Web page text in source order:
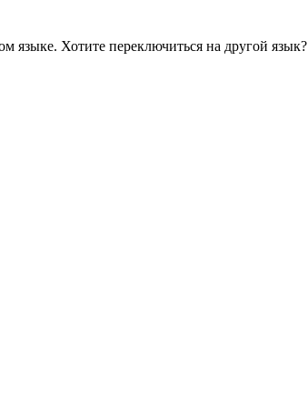
языке. Хотите переключиться на другой язык?